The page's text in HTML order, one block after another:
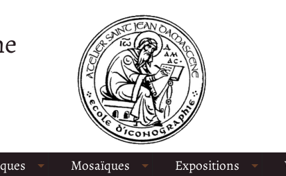
Mosaïques Expositions